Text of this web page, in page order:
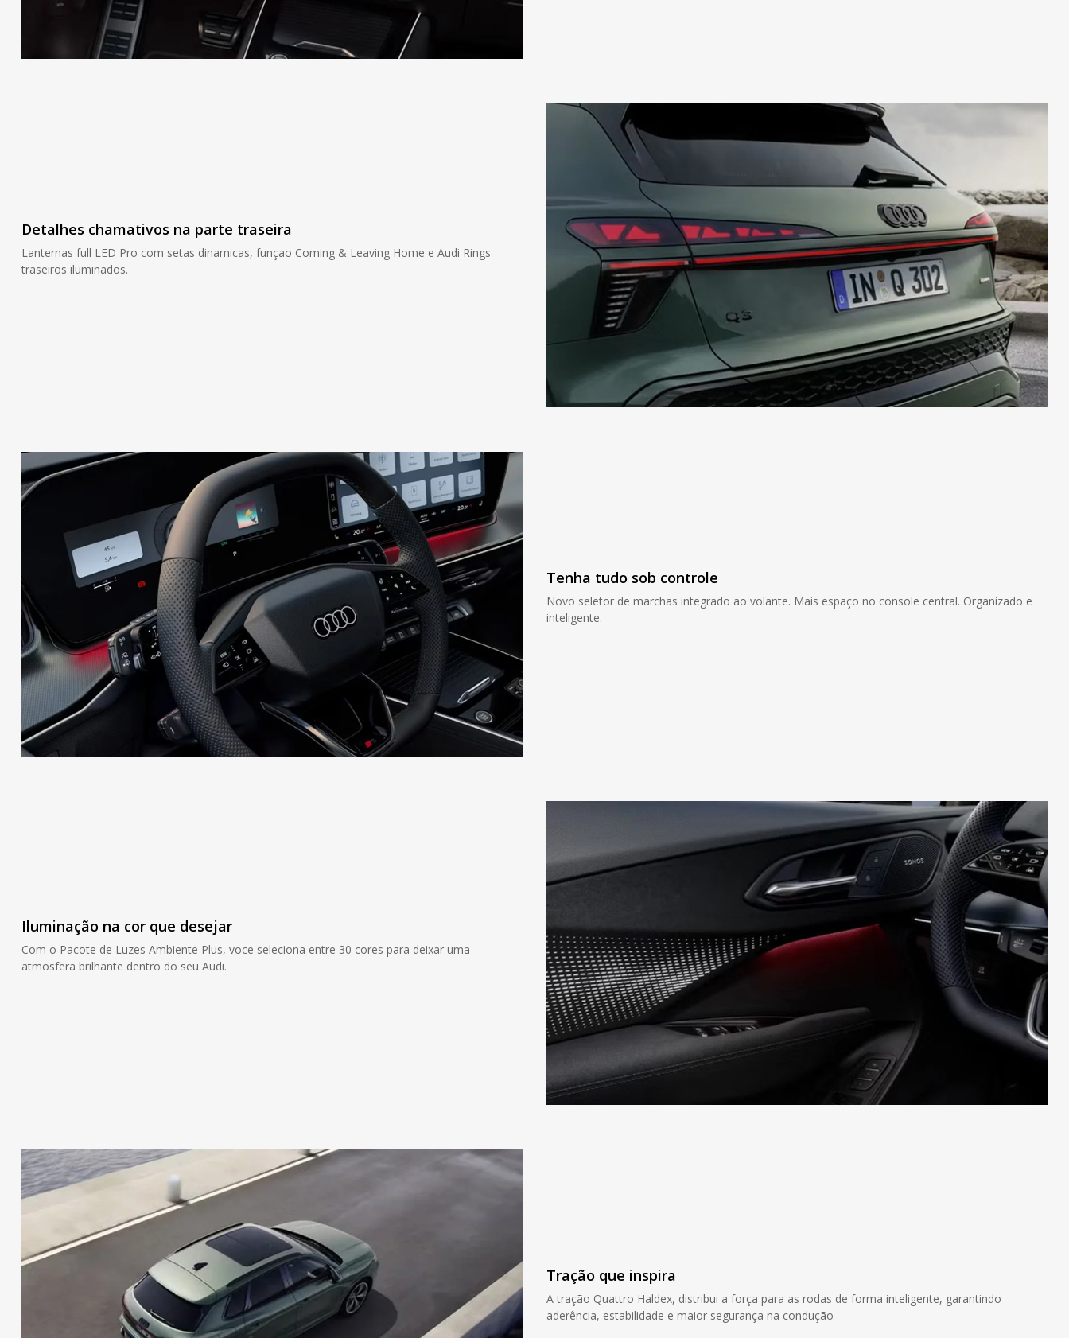
Detalhes chamativos na parte traseira
Lanternas full LED Pro com setas dinamicas, funçao Coming & Leaving Home e Audi Rings
traseiros iluminados.
Tenha tudo sob controle
Novo seletor de marchas integrado ao volante. Mais espaço no console central. Organizado e
inteligente.
Iluminação na cor que desejar
Com o Pacote de Luzes Ambiente Plus, voce seleciona entre 30 cores para deixar uma
atmosfera brilhante dentro do seu Audi.
Tração que inspira
A tração Quattro Haldex, distribui a força para as rodas de forma inteligente, garantindo
aderência, estabilidade e maior segurança na condução